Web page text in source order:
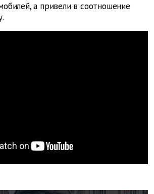
а привели в соотношение